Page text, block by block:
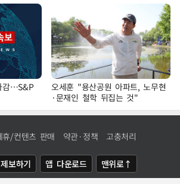
감…S&P
오세훈 "용산공원 아파트, 노무현
·문재인 철학 뒤집는 것"
휴/컨텐츠 판매 약관·정책 고충처리
제보하기 앱 다운로드 맨위로↑